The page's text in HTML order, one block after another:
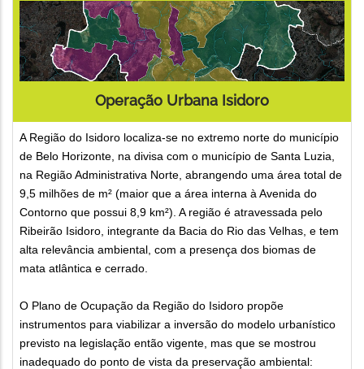
Operação Urbana Isidoro
A Região do Isidoro localiza-se no extremo norte do município
de Belo Horizonte, na divisa com o município de Santa Luzia,
na Região Administrativa Norte, abrangendo uma área total de
9,5 milhões de m² (maior que a área interna à Avenida do
Contorno que possui 8,9 km²). A região é atravessada pelo
Ribeirão Isidoro, integrante da Bacia do Rio das Velhas, e tem
alta relevância ambiental, com a presença dos biomas de
mata atlântica e cerrado.
O Plano de Ocupação da Região do Isidoro propõe
instrumentos para viabilizar a inversão do modelo urbanístico
previsto na legislação então vigente, mas que se mostrou
inadequado do ponto de vista da preservação ambiental: